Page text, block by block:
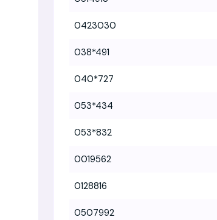
0423030
038*491
040*727
053*434
053*832
0019562
0128816
0507992